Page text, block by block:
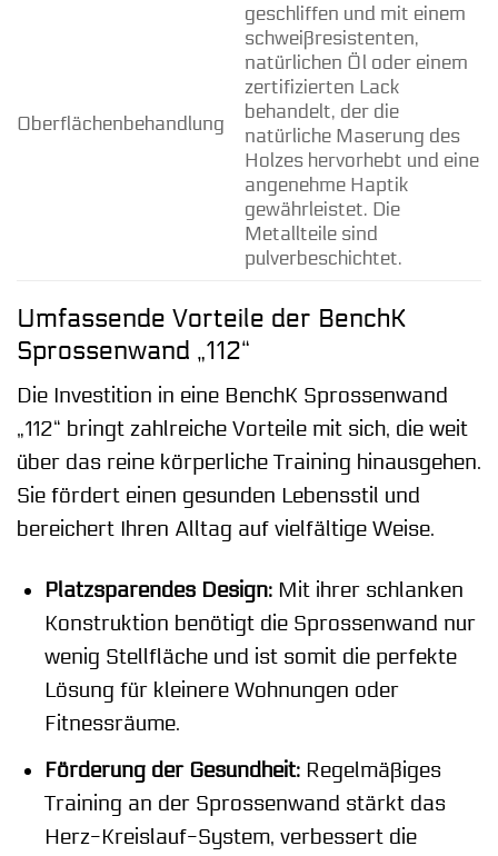
Oberflächenbehandlung
geschliffen und mit einem
schweißresistenten,
natürlichen Öl oder einem
zertifizierten Lack
behandelt, der die
natürliche Maserung des
Holzes hervorhebt und eine
angenehme Haptik
gewährleistet. Die
Metallteile sind
pulverbeschichtet.
Umfassende Vorteile der BenchK
Sprossenwand „112“
Die Investition in eine BenchK Sprossenwand
„112“ bringt zahlreiche Vorteile mit sich, die weit
über das reine körperliche Training hinausgehen.
Sie fördert einen gesunden Lebensstil und
bereichert Ihren Alltag auf vielfältige Weise.
Platzsparendes Design:Mit ihrer schlanken
Konstruktion benötigt die Sprossenwand nur
wenig Stellfläche und ist somit die perfekte
Lösung für kleinere Wohnungen oder
Fitnessräume.
Förderung der Gesundheit:Regelmäßiges
Training an der Sprossenwand stärkt das
Herz-Kreislauf-System, verbessert die